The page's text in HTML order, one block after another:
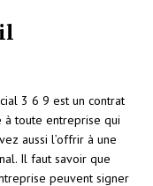
3 6 9 est un contrat
à toute entreprise qui
aussi l’offrir à une
Il faut savoir que
peuvent signer